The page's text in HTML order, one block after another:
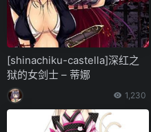
[shinachiku-castella]深红之
狱的女剑士 – 蒂娜
1,230